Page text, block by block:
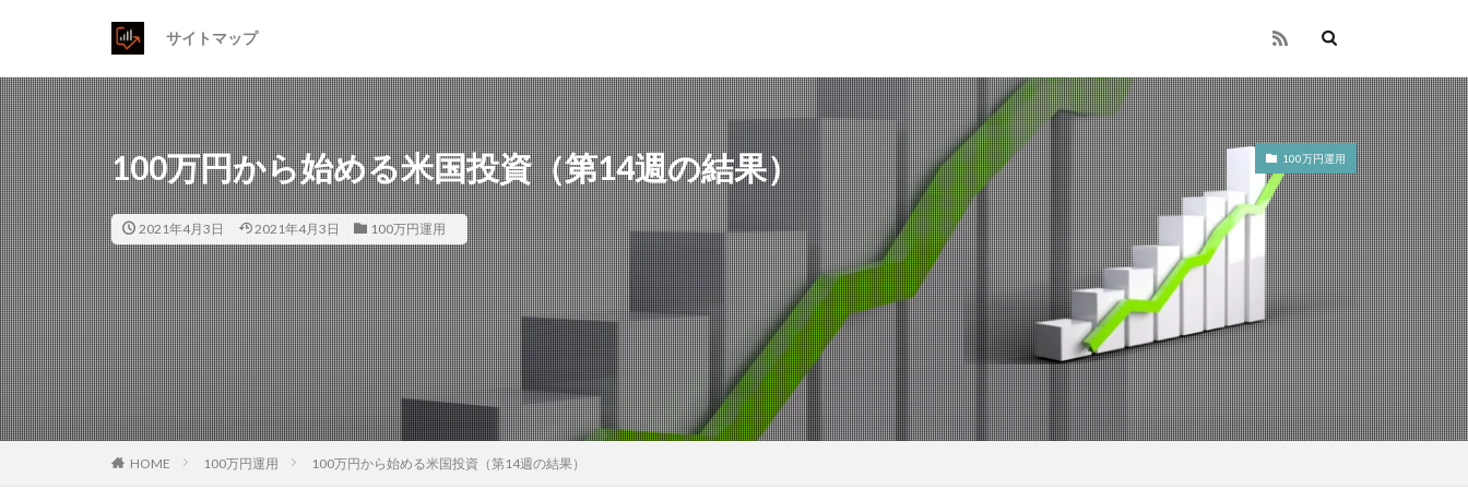
サイトマップ
100万円から始める米国投資（第14週の結果）
2021年4月3日 2021年4月3日 100万円運用
100万円運用
HOME 100万円運用 100万円から始める米国投資（第14週の結果）